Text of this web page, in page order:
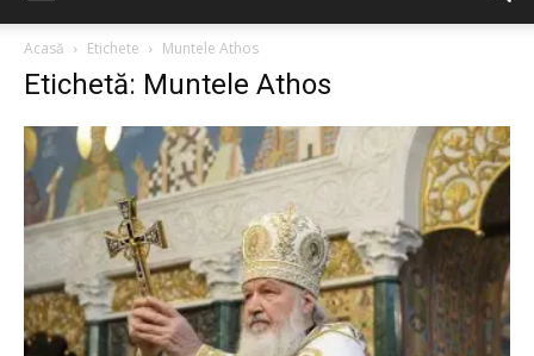
Acasă
Etichete Muntele Athos
Etichetă: Muntele Athos